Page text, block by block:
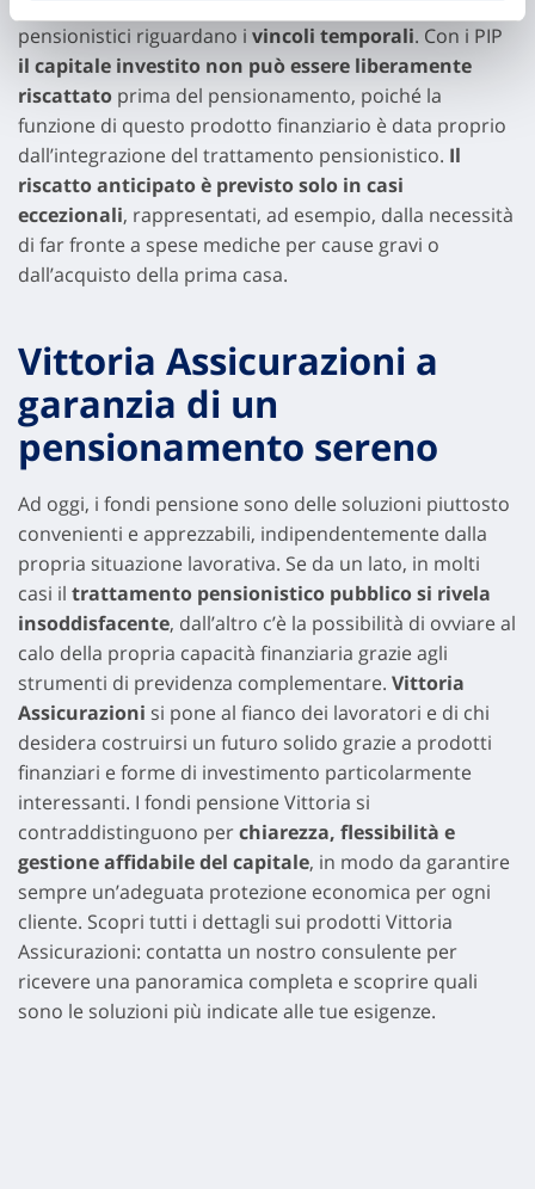
Gli aspetti meno competitivi dei piani individuali
pensionistici riguardano i vincoli temporali. Con i PIP
il capitale investito non può essere liberamente
riscattato prima del pensionamento, poiché la
funzione di questo prodotto finanziario è data proprio
dall’integrazione del trattamento pensionistico. Il
riscatto anticipato è previsto solo in casi
eccezionali, rappresentati, ad esempio, dalla necessità
di far fronte a spese mediche per cause gravi o
dall’acquisto della prima casa.
Vittoria Assicurazioni a
garanzia di un
pensionamento sereno
Ad oggi, i fondi pensione sono delle soluzioni piuttosto
convenienti e apprezzabili, indipendentemente dalla
propria situazione lavorativa. Se da un lato, in molti
casi il trattamento pensionistico pubblico si rivela
insoddisfacente, dall’altro c’è la possibilità di ovviare al
calo della propria capacità finanziaria grazie agli
strumenti di previdenza complementare. Vittoria
Assicurazioni si pone al fianco dei lavoratori e di chi
desidera costruirsi un futuro solido grazie a prodotti
finanziari e forme di investimento particolarmente
interessanti. I fondi pensione Vittoria si
contraddistinguono perchiarezza, flessibilità e
gestione affidabile del capitale, in modo da garantire
sempre un’adeguata protezione economica per ogni
cliente. Scopri tutti i dettagli sui prodotti Vittoria
Assicurazioni: contatta un nostro consulente per
ricevere una panoramica completa e scoprire quali
sono le soluzioni più indicate alle tue esigenze.